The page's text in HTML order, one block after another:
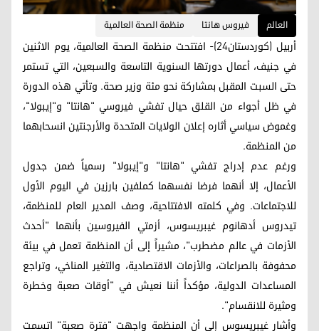
العالم فيروس هانتا منظمة الصحة العالمية
أربيل (كوردستان24)- افتتحت منظمة الصحة العالمية، يوم الاثنين
في جنيف، أعمال دورتها السنوية التاسعة والسبعين، التي تستمر
حتى السبت المقبل بمشاركة نحو مئة وزير صحة. وتأتي هذه الدورة
في ظل أجواء من القلق حيال تفشي فيروسي "هانتا" و"إيبولا"،
وغموض سياسي أثاره إعلان الولايات المتحدة والأرجنتين انسحابهما
من المنظمة.
ورغم عدم إدراج تفشي "هانتا" و"إيبولا" رسمياً ضمن جدول
الأعمال، إلا أنهما فرضا نفسهما كملفين بارزين في اليوم الأول
للاجتماعات. وفي كلمته الافتتاحية، وصف المدير العام للمنظمة،
تيدروس أدهانوم غيبريسوس، أزمتي الفيروسين بأنهما "أحدث
الأزمات في عالم مضطرب"، مشيراً إلى أن المنظمة تعمل في بيئة
محفوفة بالصراعات، والأزمات الاقتصادية، والتغير المناخي، وتراجع
المساعدات الدولية، مؤكداً أننا نعيش في "أوقات صعبة وخطرة
ومثيرة للانقسام".
وأشار غيبريسوس إلى أن المنظمة واجهت "فترة صعبة" اتسمت